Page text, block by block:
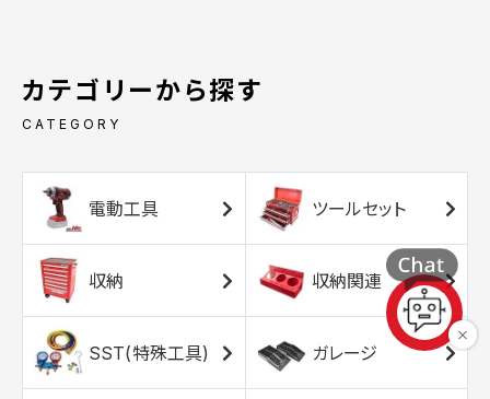
カテゴリーから探す
CATEGORY
電動工具 ツールセット
収納 収納関連
SST(特殊工具) ガレージ